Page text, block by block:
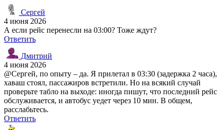
Сергей
4 июня 2026
А если рейс перенесли на 03:00? Тоже ждут?
Ответить
Дмитрий
4 июня 2026
@Сергей, по опыту – да. Я прилетал в 03:30 (задержка 2 часа),
хаваш стоял, пассажиров встретили. Но на всякий случай
проверьте табло на выходе: иногда пишут, что последний рейс
обслуживается, и автобус уедет через 10 мин. В общем,
расслабьтесь.
Ответить